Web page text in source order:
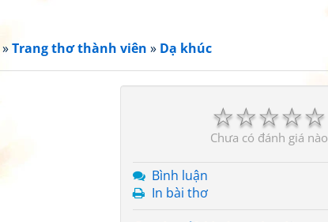
»Trang thơ thành viên » Dạ khúc
☆
☆
☆
☆
☆
Chưa có đánh giá nào
Bình luận
In bài thơ